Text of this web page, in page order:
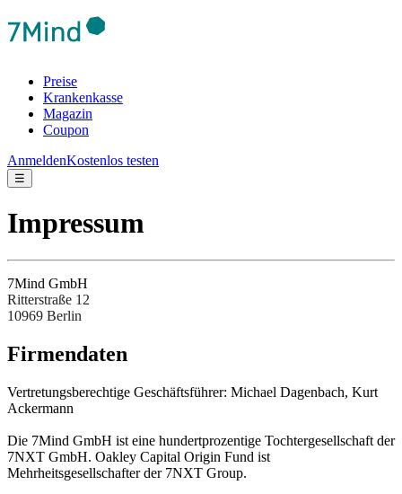
Preise
Krankenkasse
Magazin
Coupon
AnmeldenKostenlos testen
☰
Impressum
7Mind GmbH
Ritterstraße 12
10969 Berlin
Fir­men­da­ten
Ver­tre­tungs­be­rech­tige Ges­chäftsfüh­rer: Michael Dagenbach, Kurt
Ackermann
Die 7Mind GmbH ist eine hundertprozentige Tochtergesellschaft der
7NXT GmbH. Oakley Capital Origin Fund ist
Mehrheitsgesellschafter der 7NXT Group.